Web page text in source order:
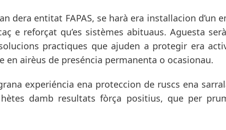
dera entitat FAPAS, se harà era installacion d’un
e reforçat qu’es sistèmes abituaus. Aguesta
practiques que ajuden a protegir era
en airèus de preséncia permanenta o ocasionau.
experiéncia ena proteccion de ruscs ena
hètes damb resultats fòrça positius, que per